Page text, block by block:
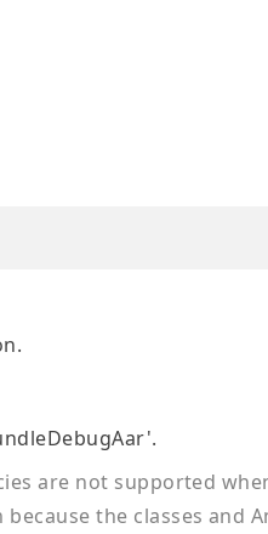
are not supported
the classes and